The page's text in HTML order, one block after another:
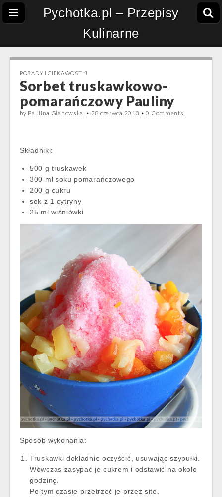
Pychotka.pl – Przepisy
Kulinarne
PORADY I CIEKAWOSTKI
Sorbet truskawkowo-
pomarańczowy Pauliny
by Paulina Glanowska • 28 czerwca 2013 •0 Comments
Składniki:
500 g truskawek
300 ml soku pomarańczowego
200 g cukru
sok z 1 cytryny
25 ml wiśniówki
Sposób wykonania:
Truskawki dokładnie oczyścić, usuwając szypułki.
Wówczas zasypać je cukrem i odstawić na około
godzinę.
Po tym czasie przetrzeć je przez sito.